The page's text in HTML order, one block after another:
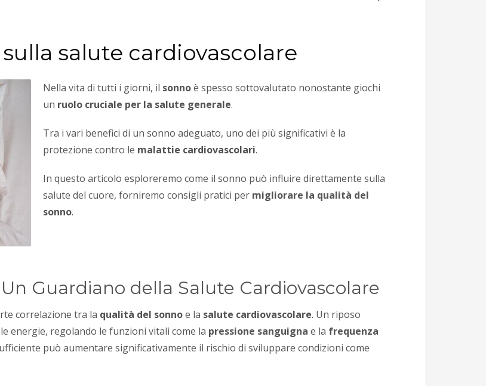
salute cardiovascolare
Nella vita di tutti i giorni, il sonnoè spesso sottovalutato nonostante giochi
un ruolo cruciale per la salute generale.
Tra i vari benefici di un sonno adeguato, uno dei più significativi è la
protezione contro le malattie cardiovascolari.
In questo articolo esploreremo come il sonno può influire direttamente sulla
salute del cuore, forniremo consigli pratici per migliorare la qualità del
sonno.
Guardiano della Salute Cardiovascolare
correlazione tra la qualità del sonnoe la salute cardiovascolare. Un riposo
energie, regolando le funzioni vitali come la pressione sanguigna e la frequenza
può aumentare significativamente il rischio di sviluppare condizioni come